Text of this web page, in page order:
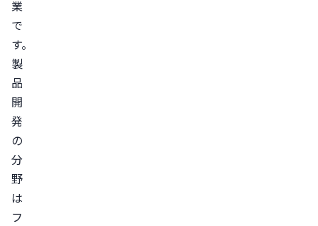
業
で
す。
製
品
開
発
の
分
野
は
フ